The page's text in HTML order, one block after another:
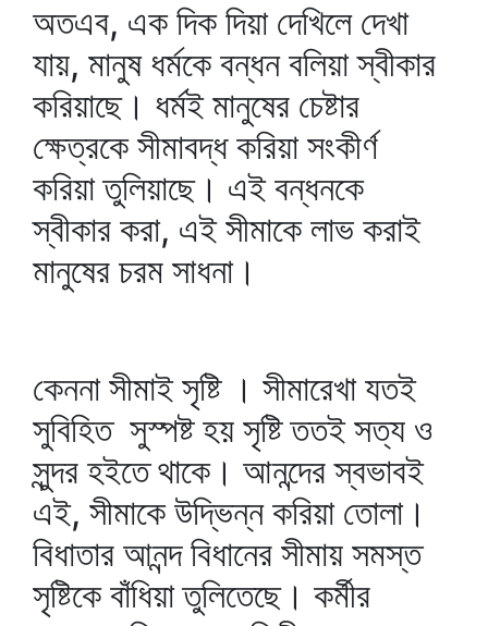
অতএব, এক দিক দিয়া দেখিলে দেখা
যায়, মানুষ ধর্মকে বন্ধন বলিয়া স্বীকার
করিয়াছে। ধর্মই মানুষের চেষ্টার
ক্ষেত্রকে সীমাবদ্ধ করিয়া সংকীর্ণ
করিয়া তুলিয়াছে। এই বন্ধনকে
স্বীকার করা, এই সীমাকে লাভ করাই
মানুষের চরম সাধনা।
কেননা সীমাই সৃষ্টি । সীমারেখা যতই
সুবিহিত সুস্পষ্ট হয় সৃষ্টি ততই সত্য ও
সুন্দর হইতে থাকে। আনন্দের স্বভাবই
এই, সীমাকে উদ্ভিন্ন করিয়া তোলা।
বিধাতার আনন্দ বিধানের সীমায় সমস্ত
সৃষ্টিকে বাঁধিয়া তুলিতেছে। কর্মীর